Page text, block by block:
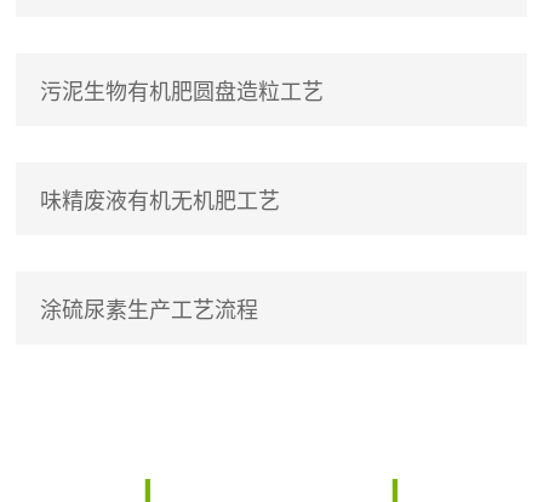
污泥生物有机肥圆盘造粒工艺
味精废液有机无机肥工艺
涂硫尿素生产工艺流程